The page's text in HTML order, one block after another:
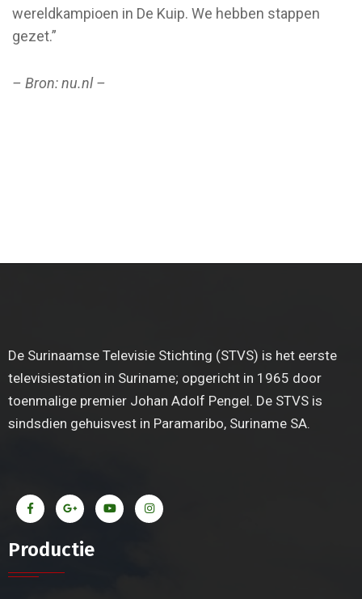
wereldkampioen in De Kuip. We hebben stappen
gezet.”
– Bron: nu.nl –
De Surinaamse Televisie Stichting (STVS) is het eerste
televisiestation in Suriname; opgericht in 1965 door
toenmalige premier Johan Adolf Pengel. De STVS is
sindsdien gehuisvest in Paramaribo, Suriname SA.
Productie